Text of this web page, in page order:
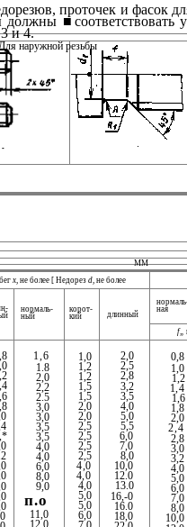
проточек и фасок
должны ■соответствовать
и 4.
наружной резьбы
MM
х,не более [ Недорезd,не более
нормаль­
ный
корот­
кий
длинный
ная
f„
1,6
1.8
2,0
2,2
2.5
3,0
3,0
3,5
3,5
4,0
4,0
6,0
8,0
9,0
п.о
11,0
1,0
1,2
1,2
1,5
1,5
2,0
2,0
2,5
2,5
2,5
2,5
4,0
4,0
4,0
5,0
5,0
6,0
2,0
2,5
2,8
3,2
3,5
4,0
5,0
5,5
6,0
7,0
8,0
10,0
12.0
13.0
16,-0
16.0
18,0
0,8
1,0
1,2
1,4
1,6
1,8
2,0
2,4
2,8
3,0
3,2
4,0
5,0
6,0
7,0
8,0
10,0